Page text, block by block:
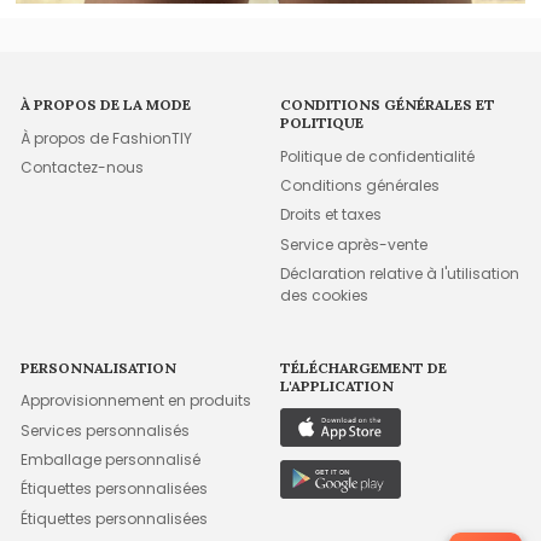
À PROPOS DE LA MODE
À propos de FashionTIY
Contactez-nous
CONDITIONS GÉNÉRALES ET
POLITIQUE
Politique de confidentialité
Conditions générales
Droits et taxes
Service après-vente
Déclaration relative à l'utilisation
des cookies
PERSONNALISATION
Approvisionnement en produits
Services personnalisés
Emballage personnalisé
Étiquettes personnalisées
Étiquettes personnalisées
TÉLÉCHARGEMENT DE
L'APPLICATION